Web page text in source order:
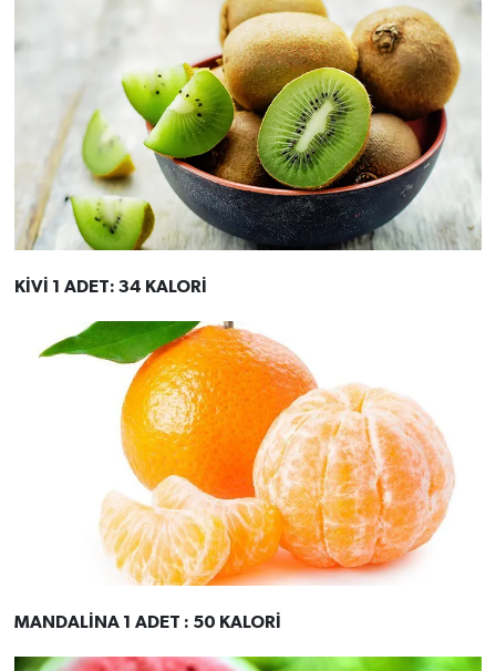
KİVİ 1 ADET: 34 KALORİ
MANDALİNA 1 ADET : 50 KALORİ